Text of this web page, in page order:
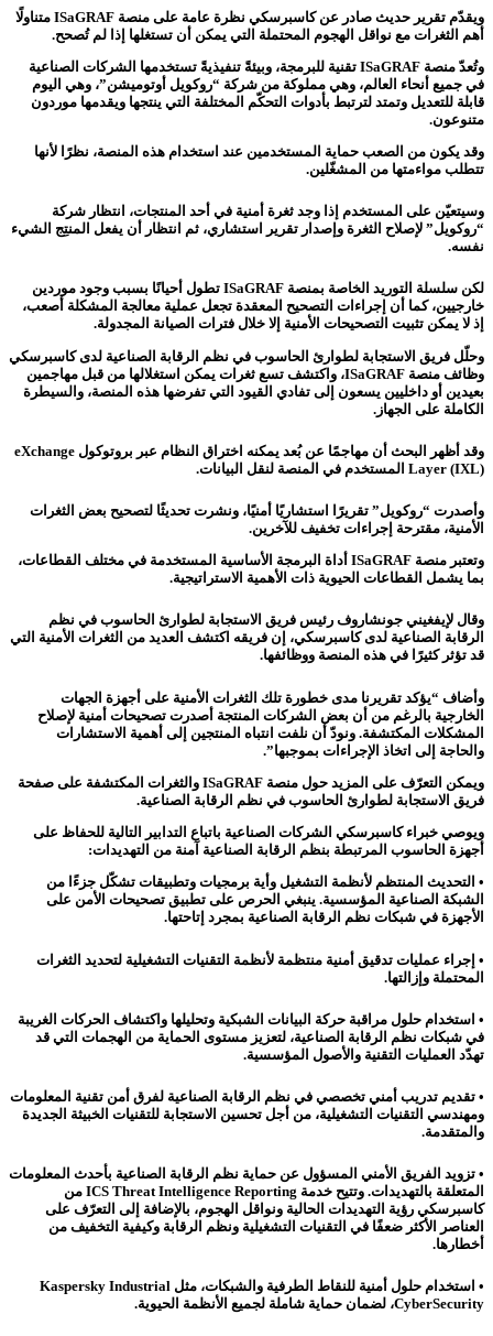
ويقدّم تقرير حديث صادر عن كاسبرسكي نظرة عامة على منصة ISaGRAF متناولًا
أهم الثغرات مع نواقل الهجوم المحتملة التي يمكن أن تستغلها إذا لم تُصحح.
وتُعدّ منصة ISaGRAF تقنية للبرمجة، وبيئةً تنفيذيةً تستخدمها الشركات الصناعية
في جميع أنحاء العالم، وهي مملوكة من شركة “روكويل أوتوميشن”، وهي اليوم
قابلة للتعديل وتمتد لترتبط بأدوات التحكّم المختلفة التي ينتجها ويقدمها موردون
متنوعون.
وقد يكون من الصعب حماية المستخدمين عند استخدام هذه المنصة، نظرًا لأنها
تتطلب مواءمتها من المشغّلين.
وسيتعيّن على المستخدم إذا وجد ثغرة أمنية في أحد المنتجات، انتظار شركة
“روكويل” لإصلاح الثغرة وإصدار تقرير استشاري، ثم انتظار أن يفعل المنتِج الشيء
نفسه.
لكن سلسلة التوريد الخاصة بمنصة ISaGRAF تطول أحيانًا بسبب وجود موردين
خارجيين، كما أن إجراءات التصحيح المعقدة تجعل عملية معالجة المشكلة أصعب،
إذ لا يمكن تثبيت التصحيحات الأمنية إلا خلال فترات الصيانة المجدولة.
وحلّل فريق الاستجابة لطوارئ الحاسوب في نظم الرقابة الصناعية لدى كاسبرسكي
وظائف منصة ISaGRAF، واكتشف تسع ثغرات يمكن استغلالها من قبل مهاجمين
بعيدين أو داخليين يسعون إلى تفادي القيود التي تفرضها هذه المنصة، والسيطرة
الكاملة على الجهاز.
وقد أظهر البحث أن مهاجمًا عن بُعد يمكنه اختراق النظام عبر بروتوكول eXchange
Layer (IXL) المستخدم في المنصة لنقل البيانات.
وأصدرت “روكويل” تقريرًا استشاريًا أمنيًا، ونشرت تحديثًا لتصحيح بعض الثغرات
الأمنية، مقترحة إجراءات تخفيف للآخرين.
وتعتبر منصة ISaGRAF أداة البرمجة الأساسية المستخدمة في مختلف القطاعات،
بما يشمل القطاعات الحيوية ذات الأهمية الاستراتيجية.
وقال لإيفغيني جونشاروف رئيس فريق الاستجابة لطوارئ الحاسوب في نظم
الرقابة الصناعية لدى كاسبرسكي، إن فريقه اكتشف العديد من الثغرات الأمنية التي
قد تؤثر كثيرًا في هذه المنصة ووظائفها.
وأضاف “يؤكد تقريرنا مدى خطورة تلك الثغرات الأمنية على أجهزة الجهات
الخارجية بالرغم من أن بعض الشركات المنتجة أصدرت تصحيحات أمنية لإصلاح
المشكلات المكتشفة. ونودّ أن نلفت انتباه المنتجين إلى أهمية الاستشارات
والحاجة إلى اتخاذ الإجراءات بموجبها”.
ويمكن التعرّف على المزيد حول منصة ISaGRAF والثغرات المكتشفة على صفحة
فريق الاستجابة لطوارئ الحاسوب في نظم الرقابة الصناعية.
ويوصي خبراء كاسبرسكي الشركات الصناعية باتباع التدابير التالية للحفاظ على
أجهزة الحاسوب المرتبطة بنظم الرقابة الصناعية آمنة من التهديدات:
• التحديث المنتظم لأنظمة التشغيل وأية برمجيات وتطبيقات تشكّل جزءًا من
الشبكة الصناعية المؤسسية. ينبغي الحرص على تطبيق تصحيحات الأمن على
الأجهزة في شبكات نظم الرقابة الصناعية بمجرد إتاحتها.
• إجراء عمليات تدقيق أمنية منتظمة لأنظمة التقنيات التشغيلية لتحديد الثغرات
المحتملة وإزالتها.
• استخدام حلول مراقبة حركة البيانات الشبكية وتحليلها واكتشاف الحركات الغريبة
في شبكات نظم الرقابة الصناعية، لتعزيز مستوى الحماية من الهجمات التي قد
تهدّد العمليات التقنية والأصول المؤسسية.
• تقديم تدريب أمني تخصصي في نظم الرقابة الصناعية لفرق أمن تقنية المعلومات
ومهندسي التقنيات التشغيلية، من أجل تحسين الاستجابة للتقنيات الخبيثة الجديدة
والمتقدمة.
• تزويد الفريق الأمني المسؤول عن حماية نظم الرقابة الصناعية بأحدث المعلومات
المتعلقة بالتهديدات. وتتيح خدمة ICS Threat Intelligence Reporting من
كاسبرسكي رؤية التهديدات الحالية ونواقل الهجوم، بالإضافة إلى التعرّف على
العناصر الأكثر ضعفًا في التقنيات التشغيلية ونظم الرقابة وكيفية التخفيف من
أخطارها.
• استخدام حلول أمنية للنقاط الطرفية والشبكات، مثل Kaspersky Industrial
CyberSecurity، لضمان حماية شاملة لجميع الأنظمة الحيوية.